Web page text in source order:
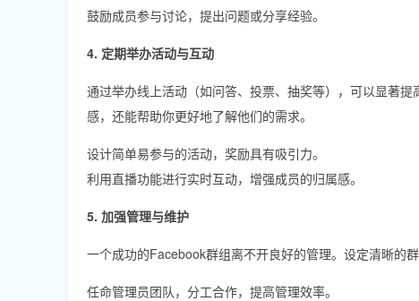
鼓励成员参与讨论，提出问题或分享经验。
4. 定期举办活动与互动
通过举办线上活动（如问答、投票、抽奖等），可以显著
感，还能帮助你更好地了解他们的需求。
设计简单易参与的活动，奖励具有吸引力。
利用直播功能进行实时互动，增强成员的归属感。
5. 加强管理与维护
一个成功的Facebook群组离不开良好的管理。设定清晰的
任命管理员团队，分工合作，提高管理效率。